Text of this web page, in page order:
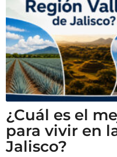
¿Cuál es el
para vivir en
Jalisco?